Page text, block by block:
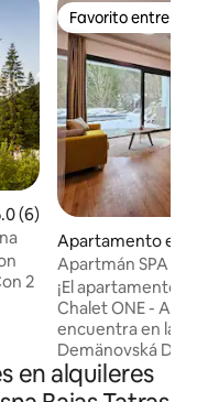
promedio: 5.0
(6)
Favorito entre
Favorito entre
Apartamento en
Dolina
Apartmán SPA -
¡El apartamento
Chalet ONE -
encuentra en la
Demänovská
junto al lago y en
apartamento
en alquileres